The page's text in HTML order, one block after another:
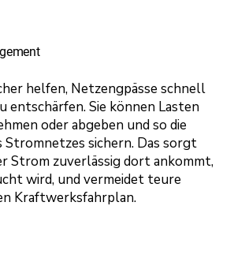
helfen, Netzengpässe schnell
entschärfen. Sie können Lasten
oder abgeben und so die
sichern. Das sorgt
Strom zuverlässig dort ankommt,
wird, und vermeidet teure
Kraftwerksfahrplan.